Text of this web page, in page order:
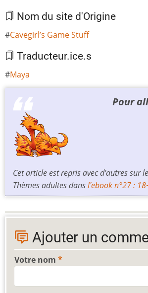
Nom du site d'Origine
Cavegirl’s Game Stuff
Traducteur.ice.s
Maya
Pour
Cet article est repris avec d'autres sur
Thèmes adultesdansl'ebook n°27 :
Ajouter un
Votre nom